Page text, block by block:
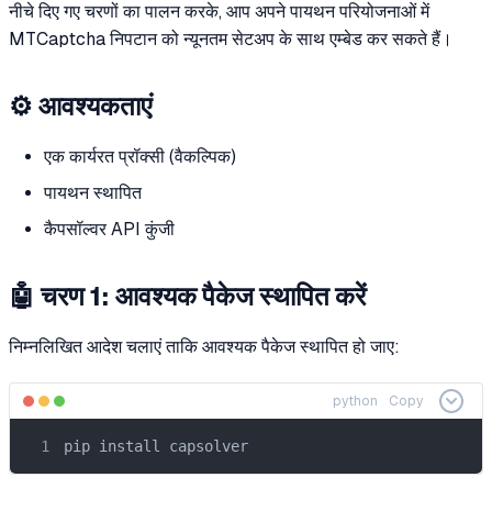
नीचे दिए गए चरणों का पालन करके, आप अपने पायथन परियोजनाओं में
MTCaptcha निपटान को न्यूनतम सेटअप के साथ एम्बेड कर सकते हैं।
⚙️ आवश्यकताएं
एक कार्यरत प्रॉक्सी (वैकल्पिक)
पायथन स्थापित
कैपसॉल्वर API कुंजी
🤖 चरण 1: आवश्यक पैकेज स्थापित करें
निम्नलिखित आदेश चलाएं ताकि आवश्यक पैकेज स्थापित हो जाए:
python Copy
pip install capsolver